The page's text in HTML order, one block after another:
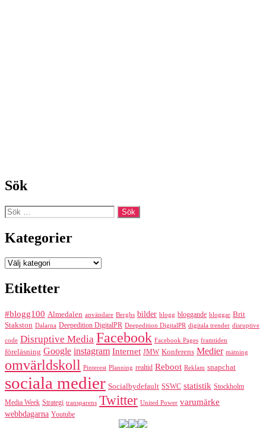
Sök
Sök
efter:
Kategorier
Kategorier
Etiketter
#blogg100 Almedalen användare Berghs bilder blogg bloggande bloggar Brit
Stakston Dalarna Deepedition DigitalPR Deepedition DigitalPR digitala trender disruptive
code Disruptive Media Facebook Facebook Pages framtiden
föreläsning Google instagram Internet JMW Konferens Medier mätning
omvärldskoll Pinterest Planning realtid Reboot Reklam snapchat
sociala medier Socialbydefault SSWC statistik Stockholm
Media Week Strategi transparens Twitter United Power varumärke
webbdagarna Youtube